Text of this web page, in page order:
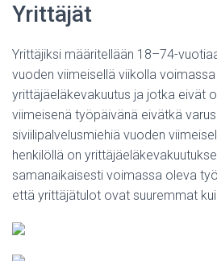
Yrittäjät
Yrittäjiksi määritellään 18–74-
vuoden viimeisellä viikolla
yrittäjäeläkevakuutus ja jotka eivät
viimeisenä työpäivänä eivätkä
siviilipalvelusmiehiä vuoden
henkilöllä on
samanaikaisesti voimassa oleva
että yrittäjätulot ovat suuremmat